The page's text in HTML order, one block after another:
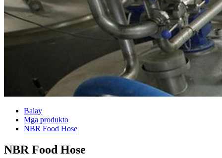
Balay
Mga produkto
NBR Food Hose
NBR Food Hose